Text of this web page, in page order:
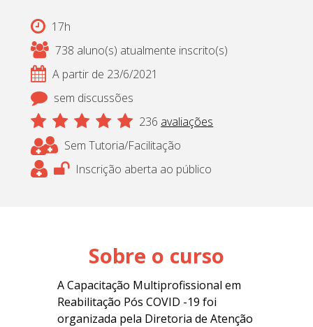
17h
738 aluno(s) atualmente inscrito(s)
A partir de 23/6/2021
sem discussões
236 avaliações
Sem Tutoria/Facilitação
Inscrição aberta ao público
Sobre o curso
ACapacitação Multiprofissional em
Reabilitação Pós COVID -19 foi
organizada pela Diretoria de Atenção